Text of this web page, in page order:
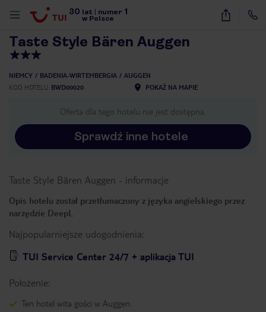
30 lat numer 1
w Polsce
40
Taste Style Bären Auggen
NIEMCY BADENIA-WIRTEMBERGIA
AUGGEN
KOD HOTELU BWD00020 POKAŻ NA MAPIE
Oferta dla tego hotelu nie jest dostępna.
Sprawdź inne hotele
Taste Style Bären Auggen - informacje
Opis hotelu został przetłumaczony z języka angielskiego przez
narzędzie DeepL
Najpopularniejsze udogodnienia:
TUI Service Center 24/7 + aplikacja TUI
Położenie:
Ten hotel wita gości w Auggen.